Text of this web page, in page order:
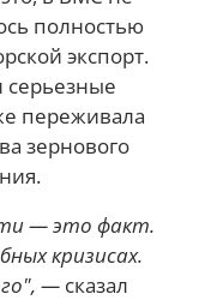
полностью
экспорт.
серьезные
переживала
зернового
— это факт.
кризисах.
— сказал